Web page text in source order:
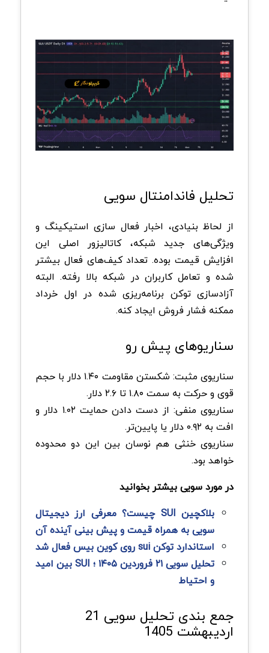
تحلیل فاندامنتال سویی
از لحاظ بنیادی، اخبار فعال ‌سازی استیکینگ و
ویژگی‌های جدید شبکه، کاتالیزور اصلی این
افزایش قیمت بوده. تعداد کیف‌های فعال بیشتر
شده و تعامل کاربران در شبکه بالا رفته. البته
آزادسازی توکن برنامه‌ریزی‌ شده در اول خرداد
ممکنه فشار فروش ایجاد کنه.
سناریوهای پیش رو
سناریوی مثبت: شکستن مقاومت ۱.۴۰ دلار با حجم
قوی و حرکت به سمت ۱.۸۰ تا ۲.۶ دلار.
سناریوی منفی: از دست دادن حمایت ۱.۰۲ دلار و
افت به ۰.۹۲ دلار یا پایین‌تر.
سناریوی خنثی هم نوسان بین این دو محدوده
خواهد بود.
در مورد سویی بیشتر بخوانید
بلاکچین SUI چیست؟ معرفی ارز دیجیتال
سویی به همراه قیمت و پیش بینی آینده آن
استاندارد توکن sui روی کوین بیس فعال شد
تحلیل سویی ۲۱ فروردین ۱۴۰۵ ؛ SUI بین امید
و احتیاط
جمع بندی تحلیل سویی 21
اردیبهشت 1405